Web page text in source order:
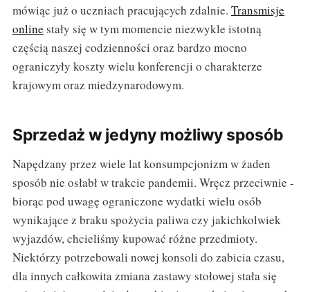
mówiąc już o uczniach pracujących zdalnie. Transmisje
online stały się w tym momencie niezwykle istotną
częścią naszej codzienności oraz bardzo mocno
ograniczyły koszty wielu konferencji o charakterze
krajowym oraz miedzynarodowym.
Sprzedaż w jedyny możliwy sposób
Napędzany przez wiele lat konsumpcjonizm w żaden
sposób nie osłabł w trakcie pandemii. Wręcz przeciwnie -
biorąc pod uwagę ograniczone wydatki wielu osób
wynikające z braku spożycia paliwa czy jakichkolwiek
wyjazdów, chcieliśmy kupować różne przedmioty.
Niektórzy potrzebowali nowej konsoli do zabicia czasu,
dla innych całkowita zmiana zastawy stołowej stała się